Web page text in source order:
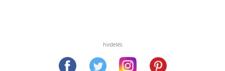
hirdetés